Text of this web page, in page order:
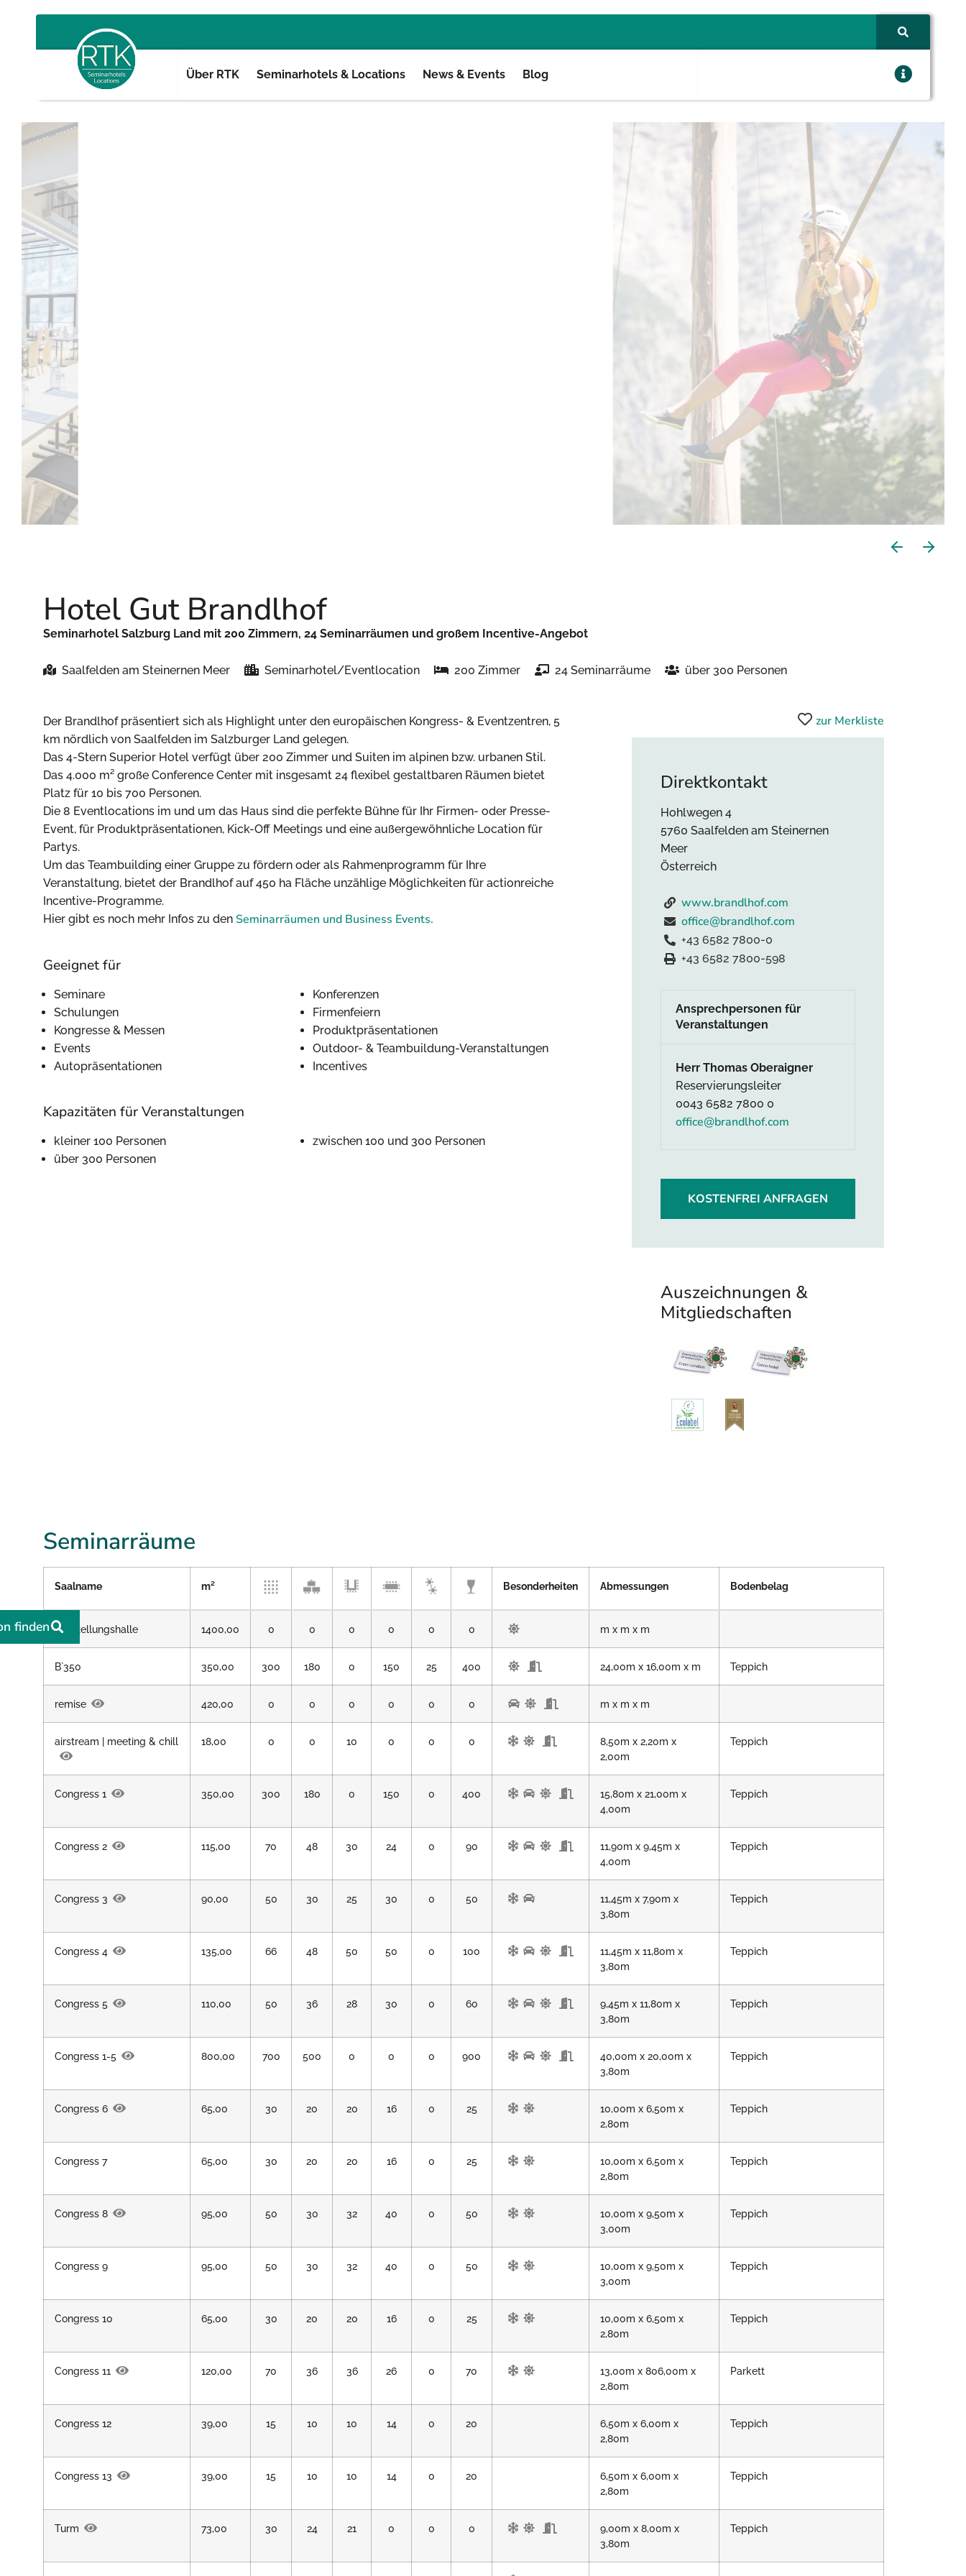
Über RTK Seminarhotels & Locations News & Events Blog
finden
Hotel Gut Brandlhof
Seminarhotel Salzburg Land mit 200 Zimmern, 24 Seminarräumen und großem Incentive-Angebot
Saalfelden am Steinernen Meer Seminarhotel/Eventlocation 200 Zimmer 24 Seminarräume über 300 Personen
Der Brandlhof präsentiert sich als Highlight unter den europäischen Kongress- & Eventzentren, 5
km nördlich von Saalfelden im Salzburger Land gelegen.
Das 4-Stern Superior Hotel verfügt über 200 Zimmer und Suiten im alpinen bzw. urbanen Stil.
Das 4.000 m² große Conference Center mit insgesamt 24 flexibel gestaltbaren Räumen bietet
Platz für 10 bis 700 Personen.
Die 8 Eventlocations im und um das Haus sind die perfekte Bühne für Ihr Firmen- oder Presse-
Event, für Produktpräsentationen, Kick-Off Meetings und eine außergewöhnliche Location für
Partys.
Um das Teambuilding einer Gruppe zu fördern oder als Rahmenprogramm für Ihre
Veranstaltung, bietet der Brandlhof auf 450 ha Fläche unzählige Möglichkeiten für actionreiche
Incentive-Programme.
Hier gibt es noch mehr Infos zu den Seminarräumen und Business Events.
Geeignet für
Seminare
Konferenzen
Schulungen
Firmenfeiern
Kongresse & Messen
Produktpräsentationen
Events
Outdoor- & Teambuildung-Veranstaltungen
Autopräsentationen
Incentives
Kapazitäten für Veranstaltungen
kleiner 100 Personen
zwischen 100 und 300 Personen
über 300 Personen
zur Merkliste
Direktkontakt
Hohlwegen 4
5760 Saalfelden am Steinernen
Meer
Österreich
www.brandlhof.com
office@brandlhof.com
+43 6582 7800-0
+43 6582 7800-598
Ansprechpersonen für
Veranstaltungen
Herr Thomas Oberaigner
Reservierungsleiter
0043 6582 7800 0
office@brandlhof.com
KOSTENFREI ANFRAGEN
Auszeichnungen &
Mitgliedschaften
Seminarräume
Saalname m² Besonderheiten Abmessungen Bodenbelag
Ausstellungshalle 1400,00 0 0 0 0 0 0 m x m x m
B`350 350,00 300 180 0 150 25 400 24,00m x 16,00m x m Teppich
remise 420,00 0 0 0 0 0 0 m x m x m
airstream | meeting & chill 18,00 0 0 10 0 0 0
8,50m x 2,20m x
2,00m
Teppich
Congress 1 350,00 300 180 0 150 0 400
15,80m x 21,00m x
4,00m
Teppich
Congress 2 115,00 70 48 30 24 0 90
11,90m x 9,45m x
4,00m
Teppich
Congress 3 90,00 50 30 25 30 0 50
11,45m x 7,90m x
3,80m
Teppich
Congress 4 135,00 66 48 50 50 0 100
11,45m x 11,80m x
3,80m
Teppich
Congress 5 110,00 50 36 28 30 0 60
9,45m x 11,80m x
3,80m
Teppich
Congress 1-5 800,00 700 500 0 0 0 900
40,00m x 20,00m x
3,80m
Teppich
Congress 6 65,00 30 20 20 16 0 25
10,00m x 6,50m x
2,80m
Teppich
Congress 7 65,00 30 20 20 16 0 25
10,00m x 6,50m x
2,80m
Teppich
Congress 8 95,00 50 30 32 40 0 50
10,00m x 9,50m x
3,00m
Teppich
Congress 9 95,00 50 30 32 40 0 50
10,00m x 9,50m x
3,00m
Teppich
Congress 10 65,00 30 20 20 16 0 25
10,00m x 6,50m x
2,80m
Teppich
Congress 11 120,00 70 36 36 26 0 70
13,00m x 806,00m x
2,80m
Parkett
Congress 12 39,00 15 10 10 14 0 20
6,50m x 6,00m x
2,80m
Teppich
Congress 13 39,00 15 10 10 14 0 20
6,50m x 6,00m x
2,80m
Teppich
Turm 73,00 30 24 21 0 0 0
9,00m x 8,00m x
3,80m
Teppich